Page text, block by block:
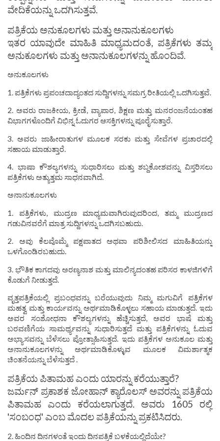
ವೇದಿಕೆಯನ್ನು ಒದಗಿಸುತ್ತವೆ.
ಪತ್ರಿಕೆಯ ಅನುಕೂಲಗಳು ಮತ್ತು ಅನಾನುಕೂಲಗಳು
ಇತರ ಯಾವುದೇ ಮಾಹಿತಿ ಮಾಧ್ಯಮದಂತೆ, ಪತ್ರಿಕೆಗಳು ತಮ್ಮ
ಅನುಕೂಲಗಳು ಮತ್ತು ಅನಾನುಕೂಲಗಳನ್ನು ಹೊಂದಿವೆ.
ಅನುಕೂಲಗಳು
1. ಪತ್ರಿಕೆಗಳು ಪ್ರಪಂಚದಾದ್ಯಂತದ ಸುದ್ದಿಗಳನ್ನು ಸಮಗ್ರ ರೀತಿಯಲ್ಲಿ ಒದಗಿಸುತ್ತವೆ.
2. ಅವರು ರಾಜಕೀಯ, ಕ್ರೀಡೆ, ವ್ಯಾಪಾರ, ಶಿಕ್ಷಣ ಮತ್ತು ಮನರಂಜನೆಯಂತಹ
ವಿಭಾಗಗಳೊಂದಿಗೆ ವಿಭಿನ್ನ ಓದುಗರ ಆಸಕ್ತಿಗಳನ್ನು ಪೂರೈಸುತ್ತಾರೆ.
3. ಅವರು ಜಾಹೀರಾತುಗಳ ಮೂಲಕ ಸರಕು ಮತ್ತು ಸೇವೆಗಳ ಪ್ರಚಾರದಲ್ಲಿ
ಸಹಾಯ ಮಾಡುತ್ತಾರೆ.
4. ಭಾಷಾ ಕೌಶಲ್ಯಗಳನ್ನು ಸುಧಾರಿಸಲು ಮತ್ತು ಶಬ್ದಕೋಶವನ್ನು ವಿಸ್ತರಿಸಲು
ಪತ್ರಿಕೆಗಳು ಅತ್ಯುತ್ತಮ ಸಾಧನವಾಗಿದೆ.
ಅನಾನುಕೂಲಗಳು
1. ಪತ್ರಿಕೆಗಳು, ಮುದ್ರಣ ಮಾಧ್ಯಮವಾಗಿರುವುದರಿಂದ, ತಮ್ಮ ಮುದ್ರಣದ
ಗಡುವಿನವರೆಗೆ ಮಾತ್ರ ಸುದ್ದಿಗಳನ್ನು ಒದಗಿಸಬಹುದು.
2. ಅವು ಕೆಲವೊಮ್ಮೆ ಪಕ್ಷಪಾತದ ಅಥವಾ ಪರಿಶೀಲಿಸದ ಮಾಹಿತಿಯನ್ನು
ಒಳಗೊಂಡಿರಬಹುದು.
3. ಭೌತಿಕ ಕಾಗದವು ಅರಣ್ಯನಾಶ ಮತ್ತು ಮಾಲಿನ್ಯದಂತಹ ಪರಿಸರ ಕಾಳಜಿಗಳಿಗೆ
ಕೊಡುಗೆ ನೀಡುತ್ತದೆ.
ವೃತ್ತಪತ್ರಿಕೆಯಲ್ಲಿ ಪ್ರಬಂಧವನ್ನು ಬರೆಯುವುದು ನಿಮ್ಮ ಮಗುವಿಗೆ ಪತ್ರಿಕೆಗಳ
ಮಹತ್ವ ಮತ್ತು ಕಾರ್ಯವನ್ನು ಅರ್ಥಮಾಡಿಕೊಳ್ಳಲು ಸಹಾಯ ಮಾಡುತ್ತದೆ. ಇದು
ಅವರ ಸಂಶೋಧನಾ ಕೌಶಲ್ಯಗಳನ್ನು ಹೆಚ್ಚಿಸುತ್ತದೆ, ಅವರ ಭಾಷೆ ಮತ್ತು
ಬರವಣಿಗೆಯ ಸಾಮರ್ಥ್ಯವನ್ನು ಸುಧಾರಿಸುತ್ತದೆ ಮತ್ತು ಪತ್ರಿಕೆಗಳನ್ನು ಓದುವ
ಅಭ್ಯಾಸವನ್ನು ಬೆಳೆಸಲು ಪ್ರೋತ್ಸಾಹಿಸುತ್ತದೆ. ಇದು ಪತ್ರಿಕೆಗಳ ಅನುಕೂಲ ಮತ್ತು
ಅನಾನುಕೂಲಗಳನ್ನು ಅರ್ಥಮಾಡಿಕೊಳ್ಳುವ ಮೂಲಕ ವಿಮರ್ಶಾತ್ಮಕ
ಚಿಂತನೆಯನ್ನು ಬೆಳೆಸುತ್ತದೆ .
ಪತ್ರಿಕೆಯ ಪಿತಾಮಹ ಎಂದು ಯಾರನ್ನು ಕರೆಯುತ್ತಾರೆ?
ಜರ್ಮನ್ ಪ್ರಕಾಶಕ ಜೋಹಾನ್ ಕ್ಯಾರೊಲಸ್ ಅವರನ್ನು ಪತ್ರಿಕೆಯ
ಪಿತಾಮಹ ಎಂದು ಕರೆಯಲಾಗುತ್ತದೆ. ಅವರು 1605 ರಲ್ಲಿ
'ಸಂಬಂಧ' ಎಂಬ ಮೊದಲ ಪತ್ರಿಕೆಯನ್ನು ಪ್ರಕಟಿಸಿದರು.
2. ಹಿಂದಿನ ದಿನಗಳಂತೆ ಇಂದು ದಿನಪತ್ರಿಕೆ ಬಳಕೆಯಲ್ಲಿದೆಯೇ?